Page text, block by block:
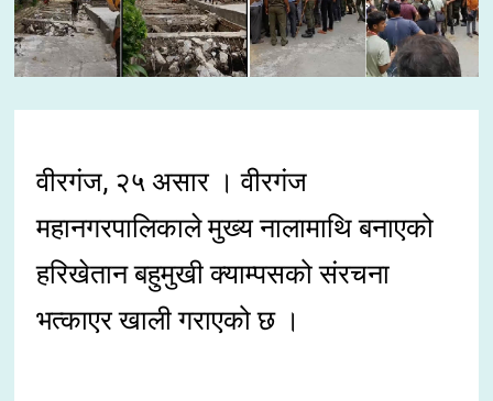
वीरगंज, २५ असार । वीरगंज
महानगरपालिकाले मुख्य नालामाथि बनाएको
हरिखेतान बहुमुखी क्याम्पसको संरचना
भत्काएर खाली गराएको छ ।